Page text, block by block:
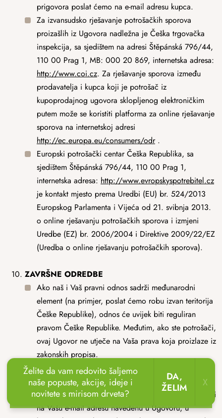
Uživajte u odmoru u vrtu!Drvene ležaljke
sada uz popust
prigovora poslat ćemo na e-mail adresu kupca.
Za izvansudsko rješavanje potrošačkih sporova
proizašlih iz Ugovora nadležna je Češka trgovačka
inspekcija, sa sjedištem na adresi Štěpánská 796/44,
110 00 Prag 1, MB: 000 20 869, internetska adresa:
http://www.coi.cz. Za rješavanje sporova između
prodavatelja i kupca koji je potrošač iz
kupoprodajnog ugovora sklopljenog elektroničkim
putem može se koristiti platforma za online rješavanje
sporova na internetskoj adresi
http://ec.europa.eu/consumers/odr.
Europski potrošački centar Češka Republika, sa
sjedištem Štěpánská 796/44, 110 00 Prag 1,
internetska adresa: http://www.evropskyspotrebitel.cz
je kontakt mjesto prema Uredbi (EU) br. 524/2013
Europskog Parlamenta i Vijeća od 21. svibnja 2013.
o online rješavanju potrošačkih sporova i izmjeni
Uredbe (EZ) br. 2006/2004 i Direktive 2009/22/EZ
(Uredba o online rješavanju potrošačkih sporova).
ZAVRŠNE ODREDBE
Ako naš i Vaš pravni odnos sadrži međunarodni
element (na primjer, poslat ćemo robu izvan teritorija
Češke Republike), odnos će uvijek biti reguliran
pravom Češke Republike. Međutim, ako ste potrošači,
ovaj Ugovor ne utječe na Vaša prava koja proizlaze iz
zakonskih propisa.
Svu prepisku s Vama dostavljat ćemo elektroničkom
poštom. Naša e-mail adresa navedena je u našim
identifikacijskim podatcima. Prepisku ćemo dostavljati
na Vašu e-mail adresu navedenu u Ugovoru, u
Želite da vam redovito šaljemo
naše popuste, akcije, ideje i
novitete s mirisom drveta?
DA,
ŽELIM
X